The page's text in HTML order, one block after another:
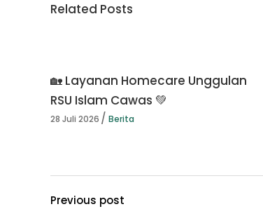
Related Posts
🏡 Layanan Homecare Unggulan
RSU Islam Cawas 💚
28 Juli 2026 Berita
Previous post